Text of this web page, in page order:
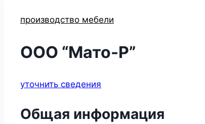
производство мебели
ООО “Мато-Р”
уточнить сведения
Общая информация